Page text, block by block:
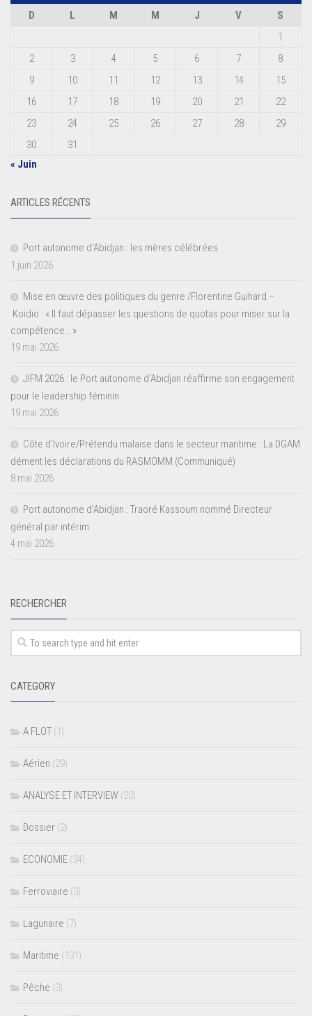
D
L M M J V
S
1
2
3 4 5 6 7
8
9
10 11 12 13 14
15
16
17 18 19 20 21
22
23
24 25 26 27 28
29
30
31
« Juin
ARTICLES RÉCENTS
Port autonome d’Abidjan : les mères célébrées
1 juin 2026
Mise en œuvre des politiques du genre /Florentine Guihard –
Koidio : « Il faut dépasser les questions de quotas pour miser sur la
compétence… »
19 mai 2026
JIFM 2026 : le Port autonome d’Abidjan réaffirme son engagement
pour le leadership féminin
19 mai 2026
Côte d’Ivoire/Prétendu malaise dans le secteur maritime : La DGAM
dément les déclarations du RASMOMM (Communiqué)
8 mai 2026
Port autonome d’Abidjan : Traoré Kassoum nommé Directeur
général par intérim
4 mai 2026
RECHERCHER
CATEGORY
A FLOT (1)
Aérien (29)
ANALYSE ET INTERVIEW (20)
Dossier (2)
ECONOMIE (34)
Ferroviaire (3)
Lagunaire (7)
Maritime (131)
Pêche (3)